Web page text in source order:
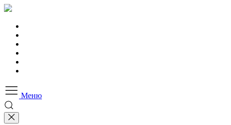
Меню